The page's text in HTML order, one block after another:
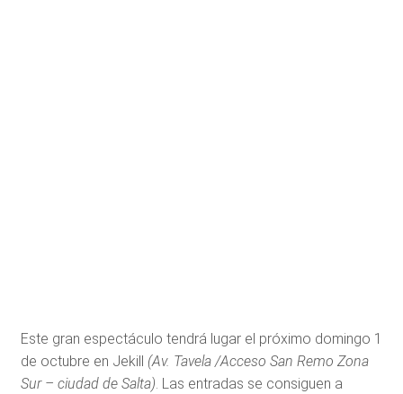
Este gran espectáculo tendrá lugar el próximo domingo 1
de octubre en Jekill (Av. Tavela /Acceso San Remo Zona
Sur – ciudad de Salta). Las entradas se consiguen a